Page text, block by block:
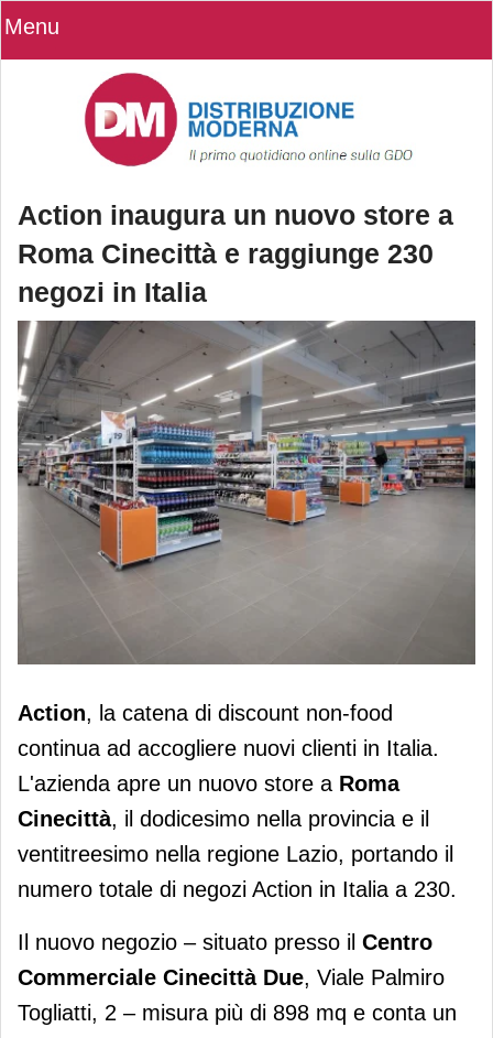
Menu
Action inaugura un nuovo store a
Roma Cinecittà e raggiunge 230
negozi in Italia
Action inaugura un nuovo store a
Roma Cinecittà e raggiunge 230
negozi in Italia
Action, la catena di discount non-food
continua ad accogliere nuovi clienti in Italia.
L'azienda apre un nuovo store a Roma
Cinecittà, il dodicesimo nella provincia e il
ventitreesimo nella regione Lazio, portando il
numero totale di negozi Action in Italia a 230.
Il nuovo negozio – situato presso il Centro
Commerciale Cinecittà Due, Viale Palmiro
Togliatti, 2 – misura più di 898 mq e conta un